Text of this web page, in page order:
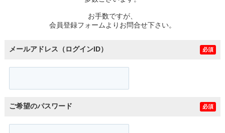
お手数ですが、
会員登録フォームよりお問合せ下さい。
メールアドレス（ログインID） 必須
ご希望のパスワード 必須